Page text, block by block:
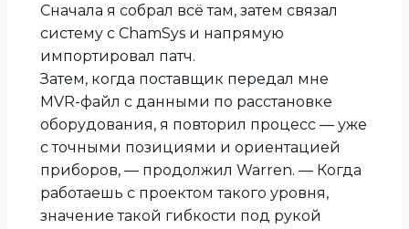
Сначала я собрал всё там, затем связал
систему с ChamSys и напрямую
импортировал патч.
Затем, когда поставщик передал мне
MVR-файл с данными по расстановке
оборудования, я повторил процесс — уже
с точными позициями и ориентацией
приборов, — продолжил Warren. — Когда
работаешь с проектом такого уровня,
значение такой гибкости под рукой